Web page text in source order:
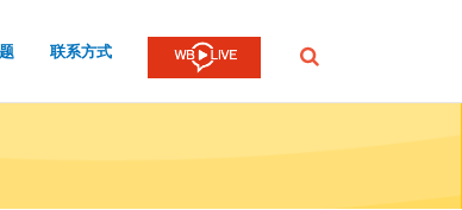
联系方式
提